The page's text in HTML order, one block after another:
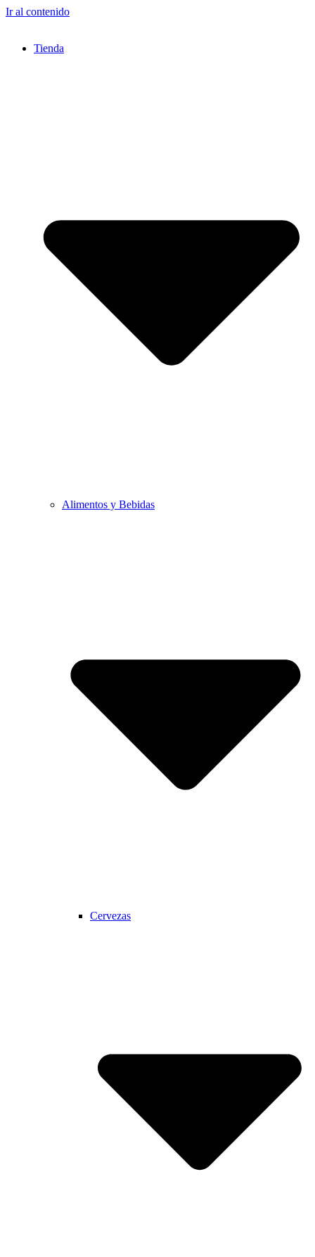
Ir al contenido
Tienda
Alimentos y Bebidas
Cervezas